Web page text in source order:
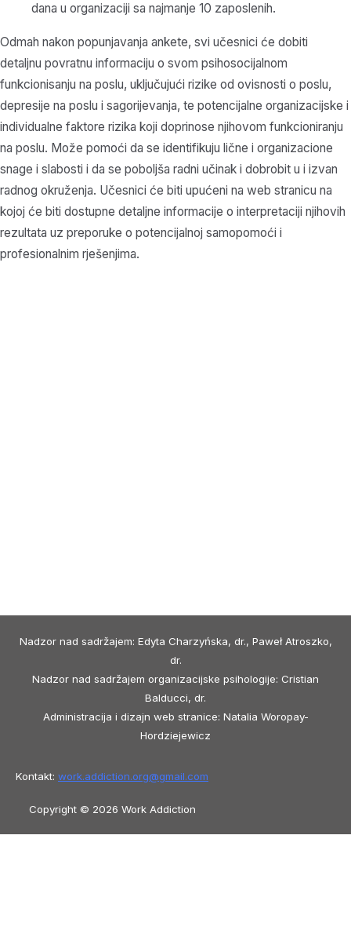
dana u organizaciji sa najmanje 10 zaposlenih.
Odmah nakon popunjavanja ankete, svi učesnici će dobiti
detaljnu povratnu informaciju o svom psihosocijalnom
funkcionisanju na poslu, uključujući rizike od ovisnosti o poslu,
depresije na poslu i sagorijevanja, te potencijalne organizacijske i
individualne faktore rizika koji doprinose njihovom funkcioniranju
na poslu. Može pomoći da se identifikuju lične i organizacione
snage i slabosti i da se poboljša radni učinak i dobrobit u i izvan
radnog okruženja. Učesnici će biti upućeni na web stranicu na
kojoj će biti dostupne detaljne informacije o interpretaciji njihovih
rezultata uz preporuke o potencijalnoj samopomoći i
profesionalnim rješenjima.
Nadzor nad sadržajem: Edyta Charzyńska, dr., Paweł Atroszko,
dr.
Nadzor nad sadržajem organizacijske psihologije: Cristian
Balducci, dr.
Administracija i dizajn web stranice: Natalia Woropay-
Hordziejewicz
Kontakt: work.addiction.org@gmail.com
Copyright © 2026 Work Addiction